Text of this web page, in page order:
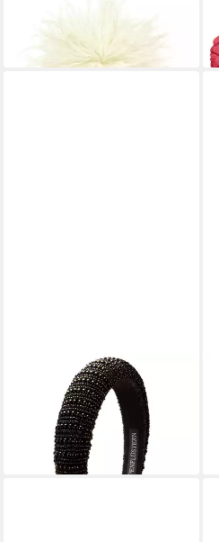
ALPENFLÜSTERN
Haarreif Perlen-Haarreif
schwarz
ab 24,85 €
lieferbar - in 2-3 Werktagen bei dir